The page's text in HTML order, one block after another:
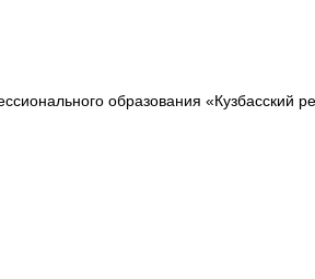
образования «Кузбасский